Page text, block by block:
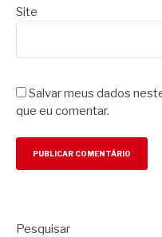
Site
Salvar meus dados
que eu comentar.
Pesquisar